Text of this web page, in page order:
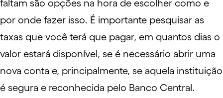
faltam são opções na hora de escolher como e
por onde fazer isso. É importante pesquisar as
taxas que você terá que pagar, em quantos dias o
valor estará disponível, se é necessário abrir uma
nova conta e, principalmente, se aquela instituição
é segura e reconhecida pelo Banco Central.